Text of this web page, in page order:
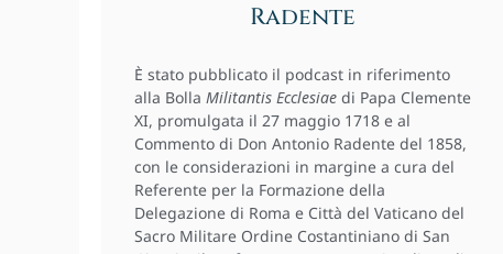
Radente
È stato pubblicato il podcast in riferimento
alla Bolla Militantis Ecclesiae di Papa Clemente
XI, promulgata il 27 maggio 1718 e al
Commento di Don Antonio Radente del 1858,
con le considerazioni in margine a cura del
Referente per la Formazione della
Delegazione di Roma e Città del Vaticano del
Sacro Militare Ordine Costantiniano di San